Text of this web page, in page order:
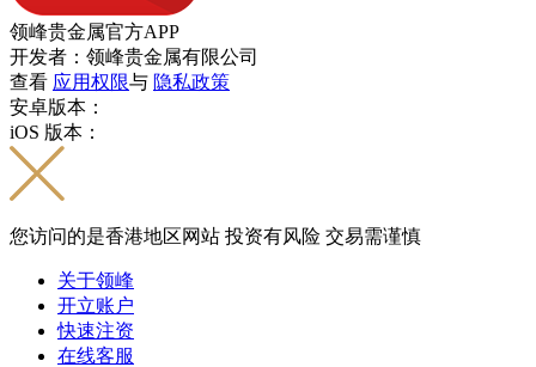
领峰贵金属官方APP
开发者：领峰贵金属有限公司
查看 应用权限与 隐私政策
安卓版本：
iOS 版本：
您访问的是香港地区网站 投资有风险 交易需谨慎
关于领峰
开立账户
快速注资
在线客服